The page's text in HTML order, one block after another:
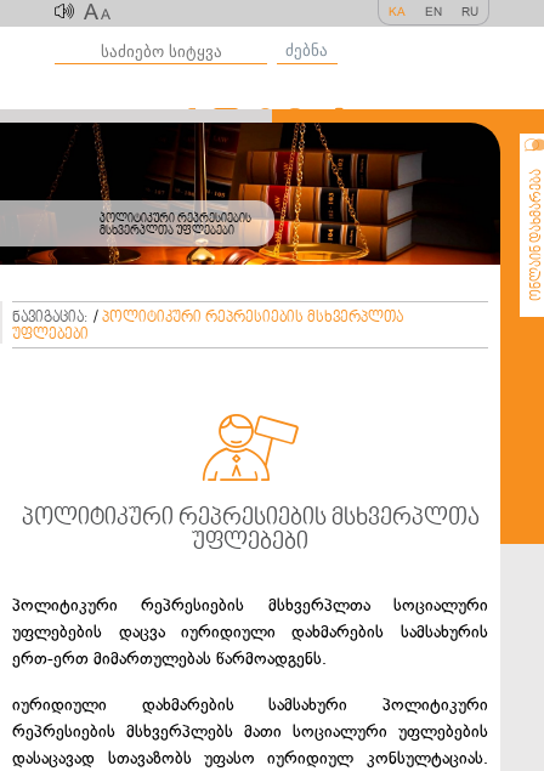
AA KA EN RU
ძებნა
პოლიტიკური რეპრესიების
მსხვერპლთა უფლებები
ონლაინ დახმარება
ნავიგაცია: / პოლიტიკური რეპრესიების მსხვერპლთა
უფლებები

პოლიტიკური რეპრესიების მსხვერპლთა
უფლებები
პოლიტიკური რეპრესიების მსხვერპლთა სოციალური
უფლებების დაცვა იურიდიული დახმარების სამსახურის
ერთ-ერთ მიმართულებას წარმოადგენს.
იურიდიული დახმარების სამსახური პოლიტიკური
რეპრესიების მსხვერპლებს მათი სოციალური უფლებების
დასაცავად სთავაზობს უფასო იურიდიულ კონსულტაციას.